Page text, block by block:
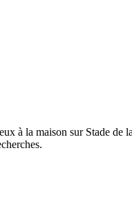
à la maison sur Stade